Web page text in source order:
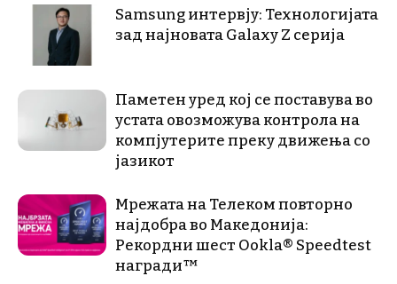
Samsung интервју: Технологијата
зад најновата Galaxy Z серија
Паметен уред кој се поставува во
устата овозможува контрола на
компјутерите преку движења со
јазикот
Мрежата на Телеком повторно
најдобра во Македонија:
Рекордни шест Ookla® Speedtest
награди™